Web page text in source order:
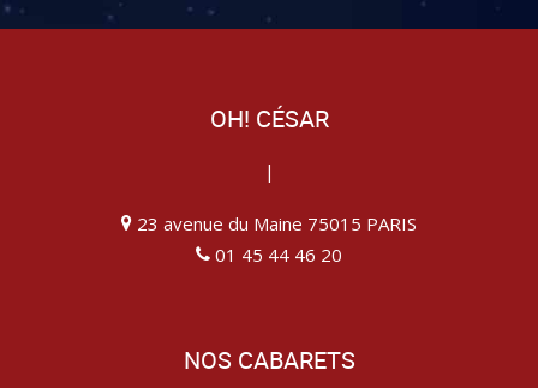
OH! CÉSAR
|
23 avenue du Maine 75015 PARIS
01 45 44 46 20
NOS CABARETS